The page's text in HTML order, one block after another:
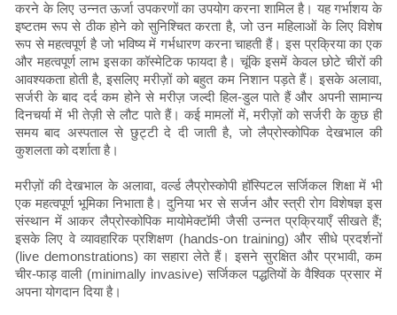
करने के लिए उन्नत ऊर्जा उपकरणों का उपयोग करना शामिल है। यह गर्भाशय के
इष्टतम रूप से ठीक होने को सुनिश्चित करता है, जो उन महिलाओं के लिए विशेष
रूप से महत्वपूर्ण है जो भविष्य में गर्भधारण करना चाहती हैं। इस प्रक्रिया का एक
और महत्वपूर्ण लाभ इसका कॉस्मेटिक फायदा है। चूंकि इसमें केवल छोटे चीरों की
आवश्यकता होती है, इसलिए मरीज़ों को बहुत कम निशान पड़ते हैं। इसके अलावा,
सर्जरी के बाद दर्द कम होने से मरीज़ जल्दी हिल-डुल पाते हैं और अपनी सामान्य
दिनचर्या में भी तेज़ी से लौट पाते हैं। कई मामलों में, मरीज़ों को सर्जरी के कुछ ही
समय बाद अस्पताल से छुट्टी दे दी जाती है, जो लैप्रोस्कोपिक देखभाल की
कुशलता को दर्शाता है।
मरीज़ों की देखभाल के अलावा, वर्ल्ड लैप्रोस्कोपी हॉस्पिटल सर्जिकल शिक्षा में भी
एक महत्वपूर्ण भूमिका निभाता है। दुनिया भर से सर्जन और स्त्री रोग विशेषज्ञ इस
संस्थान में आकर लैप्रोस्कोपिक मायोमेक्टॉमी जैसी उन्नत प्रक्रियाएँ सीखते हैं;
इसके लिए वे व्यावहारिक प्रशिक्षण (hands-on training) और सीधे प्रदर्शनों
(live demonstrations) का सहारा लेते हैं। इसने सुरक्षित और प्रभावी, कम
चीर-फाड़ वाली (minimally invasive) सर्जिकल पद्धतियों के वैश्विक प्रसार में
अपना योगदान दिया है।